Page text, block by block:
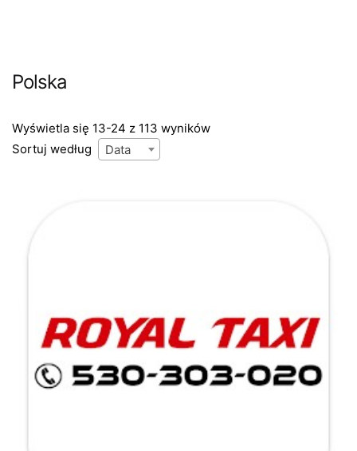
Polska
Wyświetla się 13-24 z 113 wyników
Sortuj według
Data